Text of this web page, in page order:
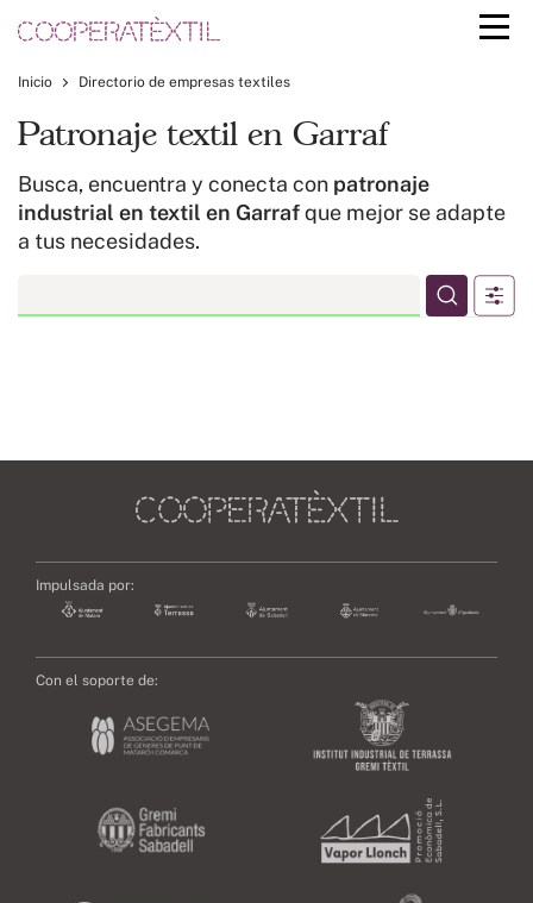
Inicio Directorio de empresas textiles
Patronaje textil en Garraf
Busca, encuentra y conecta con patronaje
industrial en textil en Garrafque mejor se adapte
a tus necesidades.
Impulsada por:
Con el soporte de: